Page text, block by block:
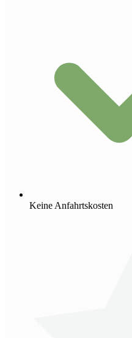
Keine Anfahrtskosten